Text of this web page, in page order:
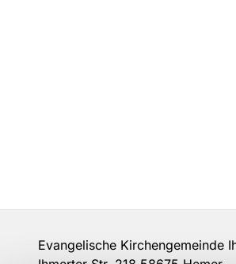
Evangelische Kirchengemeinde